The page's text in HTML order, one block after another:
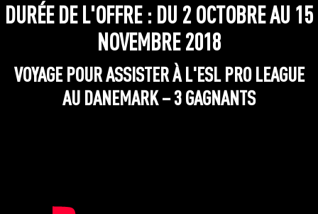
DURÉE DE L'OFFRE : DU 2 OCTOBRE AU 15
NOVEMBRE 2018
VOYAGE POUR ASSISTER À L'ESL PRO LEAGUE
AU DANEMARK – 3 GAGNANTS